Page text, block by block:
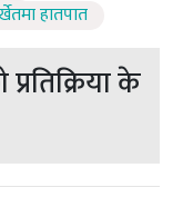
हातपात
के